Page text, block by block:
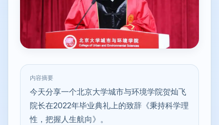
内容摘要
今天分享一个北京大学城市与环境学院贺灿飞
院长在2022年毕业典礼上的致辞《秉持科学理
性，把握人生航向》。